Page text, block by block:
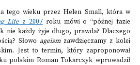
tego wieku przez Helen Small, która w
Lifez 2007roku mówi o “późnej fazie
nie każdy żyje długo, prawda? Dlaczego
Słowo ageism zawdzięczamy z kolei
Jest to termin, który zaproponował
polskim Roman Tokarczyk wprowadził